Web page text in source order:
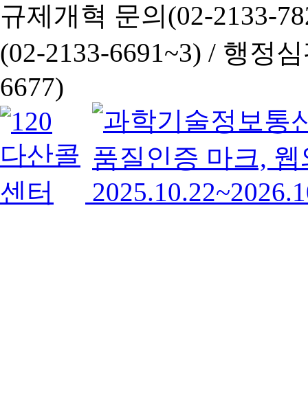
규제개혁 문의(02-2133-
(02-2133-6691~3) / 행정심
6677)